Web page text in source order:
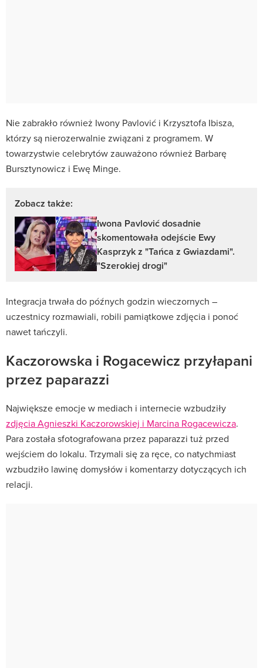
Nie zabrakło również Iwony Pavlović i Krzysztofa Ibisza,
którzy są nierozerwalnie związani z programem. W
towarzystwie celebrytów zauważono również Barbarę
Bursztynowicz i Ewę Minge.
Zobacz także:
Iwona Pavlović dosadnie
skomentowała odejście Ewy
Kasprzyk z "Tańca z Gwiazdami".
"Szerokiej drogi"
Integracja trwała do późnych godzin wieczornych –
uczestnicy rozmawiali, robili pamiątkowe zdjęcia i ponoć
nawet tańczyli.
Kaczorowska i Rogacewicz przyłapani
przez paparazzi
Największe emocje w mediach i internecie wzbudziły
zdjęcia Agnieszki Kaczorowskiej i Marcina Rogacewicza.
Para została sfotografowana przez paparazzi tuż przed
wejściem do lokalu. Trzymali się za ręce, co natychmiast
wzbudziło lawinę domysłów i komentarzy dotyczących ich
relacji.